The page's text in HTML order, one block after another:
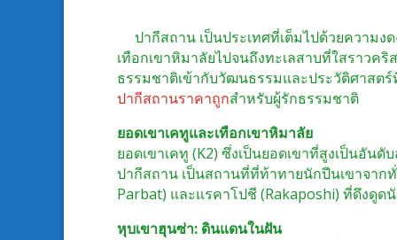
ปากีสถาน เป็นประเทศที่เต็มไปด้วยความง
เทือกเขาหิมาลัยไปจนถึงทะเลสาบที่ใสราว
ธรรมชาติเข้ากับวัฒนธรรมและประวัติศาสต
ปากีสถานราคาถูกสำหรับผู้รักธรรมชาติ
ยอดเขาเคทูและเทือกเขาหิมาลัย
ยอดเขาเคทู (K2) ซึ่งเป็นยอดเขาที่สูงเป็นอัน
ปากีสถาน เป็นสถานที่ที่ท้าทายนักปีนเขาจาก
Parbat) และแรคาโปชี (Rakaposhi) ที่ดึงดู
หุบเขาฮุนซ่า: ดินแดนในฝัน